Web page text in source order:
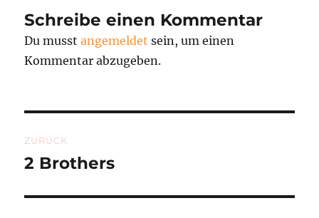
Schreibe einen Kommentar
Du musstangemeldet sein, um einen
Kommentar abzugeben.
ZURÜCK
Vorheriger
2 Brothers